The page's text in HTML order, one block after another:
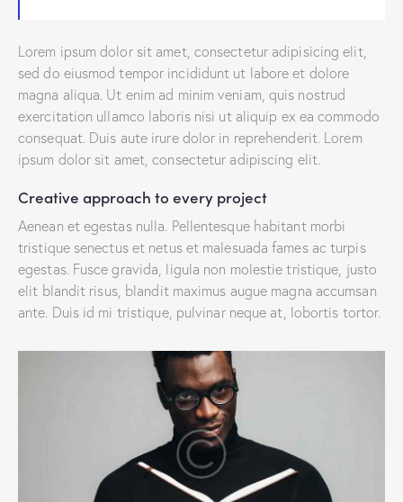
Lorem ipsum dolor sit amet, consectetur adipisicing elit,
sed do eiusmod tempor incididunt ut labore et dolore
magna aliqua. Ut enim ad minim veniam, quis nostrud
exercitation ullamco laboris nisi ut aliquip ex ea commodo
consequat. Duis aute irure dolor in reprehenderit. Lorem
ipsum dolor sit amet, consectetur adipiscing elit.
Creative approach to every project
Aenean et egestas nulla. Pellentesque habitant morbi
tristique senectus et netus et malesuada fames ac turpis
egestas. Fusce gravida, ligula non molestie tristique, justo
elit blandit risus, blandit maximus augue magna accumsan
ante. Duis id mi tristique, pulvinar neque at, lobortis tortor.